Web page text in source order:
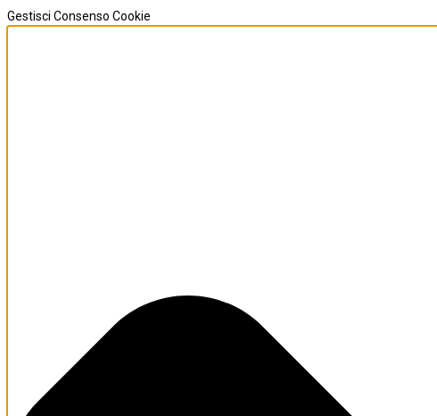
Gestisci Consenso Cookie